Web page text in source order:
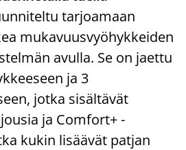
tarjoamaan
mukavuusvyöhykkeiden
avulla. Se on jaettu
ja 3
jotka sisältävät
ja Comfort+ -
kukin lisäävät patjan